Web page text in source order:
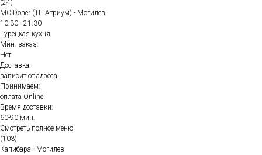
(24)
MC Doner (ТЦ Атриум) - Могилев
10:30 - 21:30
Турецкая кухня
Мин. заказ:
Нет
Доставка:
зависит от адреса
Принимаем:
оплата Online
Время доставки:
60-90 мин.
Смотреть полное меню
(103)
Капибара - Могилев